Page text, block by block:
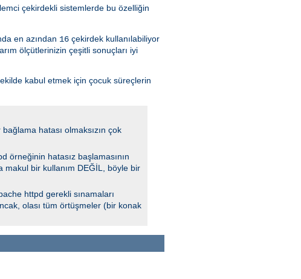
çekirdekli sistemlerde bu özelliğin
en azından 16 çekirdek kullanılabiliyor
ölçütlerinizin çeşitli sonuçları iyi
kabul etmek için çocuk süreçlerin
hatası olmaksızın çok
örneğinin hatasız başlamasının
makul bir kullanım DEĞİL, böyle bir
httpd gerekli sınamaları
olası tüm örtüşmeler (bir konak